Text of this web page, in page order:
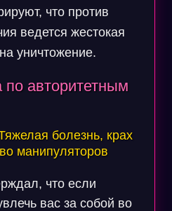
что против
ведется жестокая
уничтожение.
по авторитетным
болезнь, крах
манипуляторов
что если
вас за собой во